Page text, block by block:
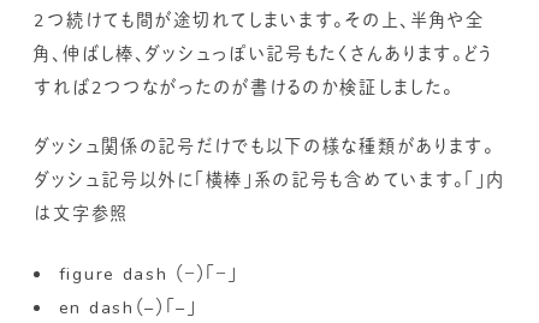
2つ続けても間が途切れてしまいます。その上、半角や全
角、伸ばし棒、ダッシュっぽい記号もたくさんあります。どう
すれば2つつながったのが書けるのか検証しました。
ダッシュ関係の記号だけでも以下の様な種類があります。
ダッシュ記号以外に「横棒」系の記号も含めています。「」内
は文字参照
figure dash （‒）「‒」
en dash（–）「–」